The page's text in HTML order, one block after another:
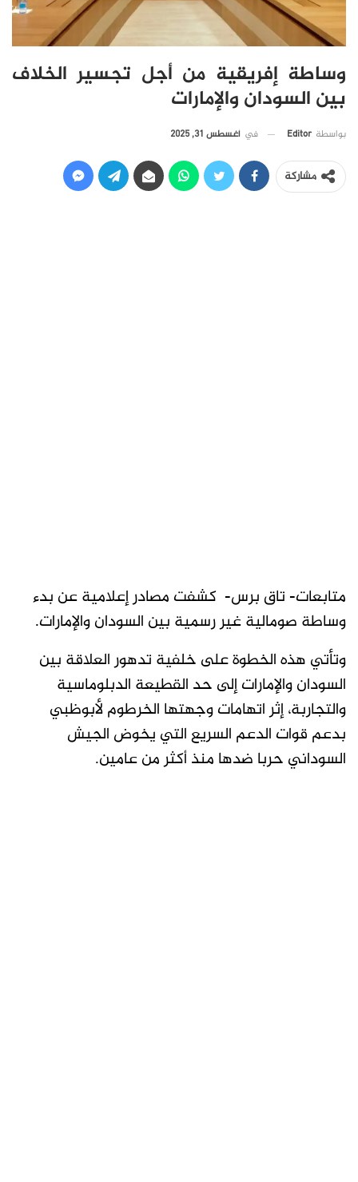
وساطة إفريقية من أجل تجسير الخلاف
بين السودان والإمارات
بواسطة Editor في أغسطس 31, 2025
مشاركة
متابعات- تاق برس- كشفت مصادر إعلامية عن بدء
وساطة صومالية غير رسمية بين السودان والإمارات.
وتأتي هذه الخطوة على خلفية تدهور العلاقة بين
السودان والإمارات إلى حد القطيعة الدبلوماسية
والتجاربة، إثر اتهامات وجهتها الخرطوم لأبوظبي
بدعم قوات الدعم السريع التي يخوض الجيش
السوداني حربا ضدها منذ أكثر من عامين.